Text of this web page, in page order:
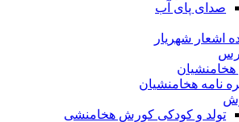
صدای پای آب
اشعار شهریار
هخامنشیان
نامه هخامنشیان
تولد و کودکی کورش هخامنشی